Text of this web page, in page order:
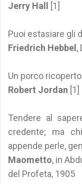
Jerry Hall
[1]
Puoi estasiare gli
Friedrich Hebbel ,
Un porco
Robert Jordan [1]
Tendere al
credente; ma
appende perle,
Maometto, in
del Profeta, 1905